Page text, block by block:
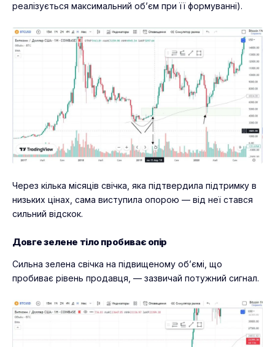
реалізується максимальний об’єм при її формуванні).
Через кілька місяців свічка, яка підтвердила підтримку в
низьких цінах, сама виступила опорою — від неї стався
сильний відскок.
Довге зелене тіло пробиває опір
Сильна зелена свічка на підвищеному об’ємі, що
пробиває рівень продавця, — зазвичай потужний сигнал.